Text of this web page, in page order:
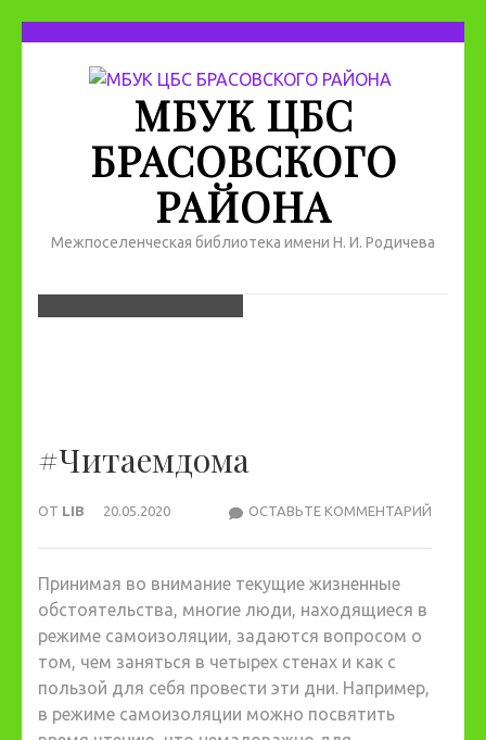
МБУК ЦБС
БРАСОВСКОГО
РАЙОНА
Межпоселенческая библиотека имени Н. И. Родичева
#Читаемдома
ОТ LIB 20.05.2020 ОСТАВЬТЕ КОММЕНТАРИЙ
Принимая во внимание текущие жизненные
обстоятельства, многие люди, находящиеся в
режиме самоизоляции, задаются вопросом о
том, чем заняться в четырех стенах и как с
пользой для себя провести эти дни. Например,
в режиме самоизоляции можно посвятить